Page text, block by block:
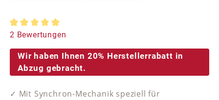
Durchschnittliche Bewertung von 5 von 5 Sternen
2 Bewertungen
Wir haben Ihnen 20% Herstellerrabatt in
Abzug gebracht.
✓ Mit Synchron-Mechanik speziell für